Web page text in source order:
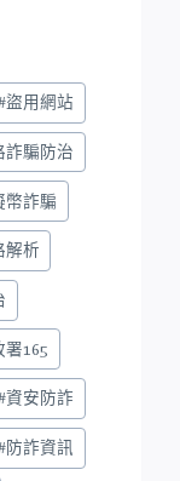
盜用網站
詐騙防治
幣詐騙
解析
署165
資安防詐
防詐資訊